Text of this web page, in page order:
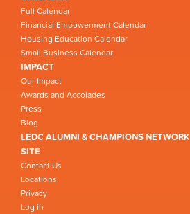
Full Calendar
Financial Empowerment Calendar
Housing Education Calendar
Small Business Calendar
IMPACT
Our Impact
Awards and Accolades
Press
Blog
LEDC ALUMNI & CHAMPIONS NETWORK
SITE
Contact Us
Locations
Privacy
Log in